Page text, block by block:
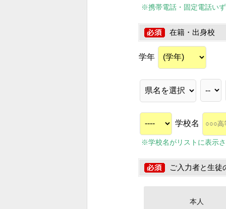
※携帯電話・固定電話い
在籍・出身校
学年
学校名
※学校名がリストに表示
ご入力者と生徒
本人